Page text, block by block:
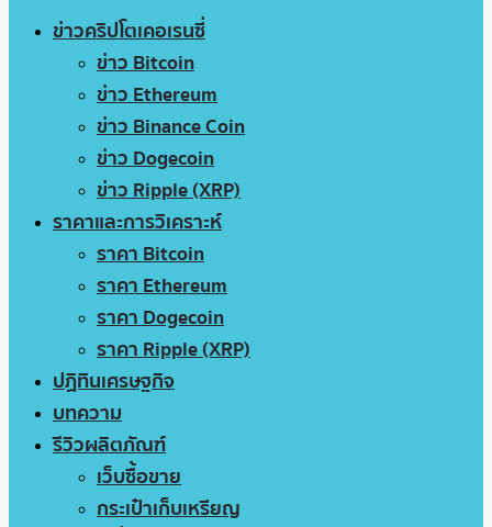
ข่าวคริปโตเคอเรนซี่
ข่าว Bitcoin
ข่าว Ethereum
ข่าว Binance Coin
ข่าว Dogecoin
ข่าว Ripple (XRP)
ราคาและการวิเคราะห์
ราคา Bitcoin
ราคา Ethereum
ราคา Dogecoin
ราคา Ripple (XRP)
ปฏิทินเศรษฐกิจ
บทความ
รีวิวผลิตภัณฑ์
เว็บซื้อขาย
กระเป๋าเก็บเหรียญ